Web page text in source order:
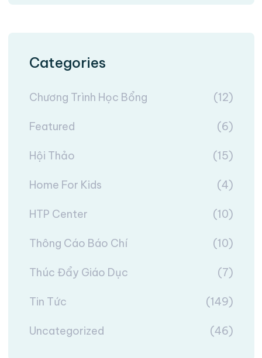
Categories
Chương Trình Học Bổng (12)
Featured (6)
Hội Thảo (15)
Home For Kids (4)
HTP Center (10)
Thông Cáo Báo Chí (10)
Thúc Đẩy Giáo Dục (7)
Tin Tức (149)
Uncategorized (46)